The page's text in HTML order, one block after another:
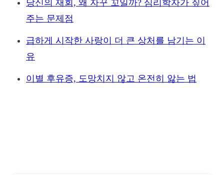
당신의 재회, 왜 자꾸 꼬일까? 심리학자가 짚어
주는 문제점
급하게 시작한 사랑이 더 큰 상처를 남기는 이
유
이별 후유증, 도망치지 않고 온전히 앓는 법